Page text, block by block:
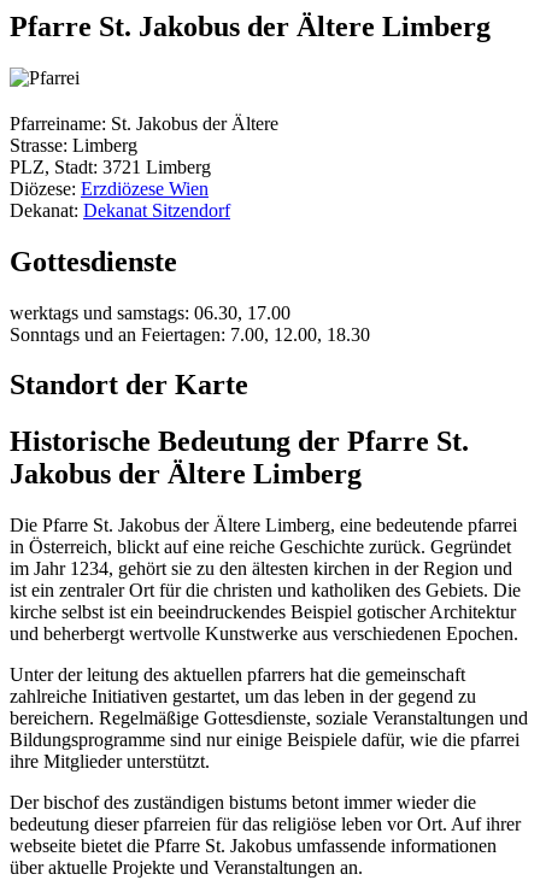
Pfarre St. Jakobus der Ältere Limberg
Pfarreiname: St. Jakobus der Ältere
Strasse: Limberg
PLZ, Stadt: 3721 Limberg
Diözese: Erzdiözese Wien
Dekanat: Dekanat Sitzendorf
Gottesdienste
werktags und samstags: 06.30, 17.00
Sonntags und an Feiertagen: 7.00, 12.00, 18.30
Standort der Karte
Historische Bedeutung der Pfarre St.
Jakobus der Ältere Limberg
Die Pfarre St. Jakobus der Ältere Limberg, eine bedeutende pfarrei
in Österreich, blickt auf eine reiche Geschichte zurück. Gegründet
im Jahr 1234, gehört sie zu den ältesten kirchen in der Region und
ist ein zentraler Ort für die christen und katholiken des Gebiets. Die
kirche selbst ist ein beeindruckendes Beispiel gotischer Architektur
und beherbergt wertvolle Kunstwerke aus verschiedenen Epochen.
Unter der leitung des aktuellen pfarrers hat die gemeinschaft
zahlreiche Initiativen gestartet, um das leben in der gegend zu
bereichern. Regelmäßige Gottesdienste, soziale Veranstaltungen und
Bildungsprogramme sind nur einige Beispiele dafür, wie die pfarrei
ihre Mitglieder unterstützt.
Der bischof des zuständigen bistums betont immer wieder die
bedeutung dieser pfarreien für das religiöse leben vor Ort. Auf ihrer
webseite bietet die Pfarre St. Jakobus umfassende informationen
über aktuelle Projekte und Veranstaltungen an.